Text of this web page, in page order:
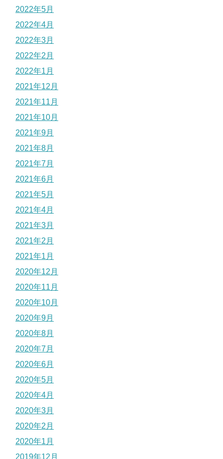
2022年5月
2022年4月
2022年3月
2022年2月
2022年1月
2021年12月
2021年11月
2021年10月
2021年9月
2021年8月
2021年7月
2021年6月
2021年5月
2021年4月
2021年3月
2021年2月
2021年1月
2020年12月
2020年11月
2020年10月
2020年9月
2020年8月
2020年7月
2020年6月
2020年5月
2020年4月
2020年3月
2020年2月
2020年1月
2019年12月